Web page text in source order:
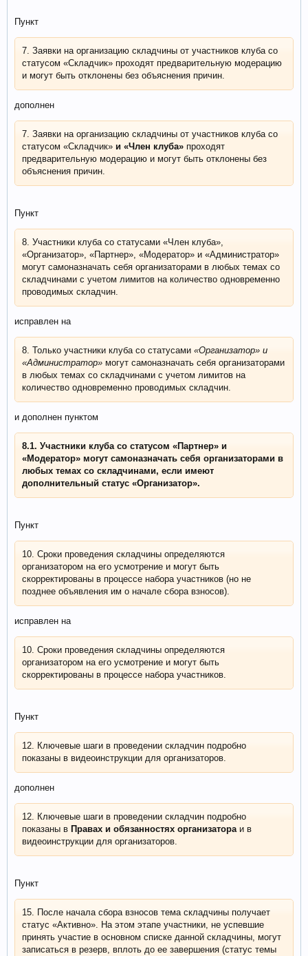
Пункт
7. Заявки на организацию складчины от участников клуба со
статусом «Складчик» проходят предварительную модерацию
и могут быть отклонены без объяснения причин.
дополнен
7. Заявки на организацию складчины от участников клуба со
статусом «Складчик» и «Член клуба» проходят
предварительную модерацию и могут быть отклонены без
объяснения причин.
Пункт
8. Участники клуба со статусами «Член клуба»,
«Организатор», «Партнер», «Модератор» и «Администратор»
могут самоназначать себя организаторами в любых темах со
складчинами с учетом лимитов на количество одновременно
проводимых складчин.
исправлен на
8. Только участники клуба со статусами «Организатор» и
«Администратор» могут самоназначать себя организаторами
в любых темах со складчинами с учетом лимитов на
количество одновременно проводимых складчин.
и дополнен пунктом
8.1. Участники клуба со статусом «Партнер» и
«Модератор» могут самоназначать себя организаторами в
любых темах со складчинами, если имеют
дополнительный статус «Организатор».
Пункт
10. Сроки проведения складчины определяются
организатором на его усмотрение и могут быть
скорректированы в процессе набора участников (но не
позднее объявления им о начале сбора взносов).
исправлен на
10. Сроки проведения складчины определяются
организатором на его усмотрение и могут быть
скорректированы в процессе набора участников.
Пункт
12. Ключевые шаги в проведении складчин подробно
показаны в видеоинструкции для организаторов.
дополнен
12. Ключевые шаги в проведении складчин подробно
показаны в Правах и обязанностях организатораи в
видеоинструкции для организаторов.
Пункт
15. После начала сбора взносов тема складчины получает
статус «Активно». На этом этапе участники, не успевшие
принять участие в основном списке данной складчины, могут
записаться в резерв, вплоть до ее завершения (статус темы